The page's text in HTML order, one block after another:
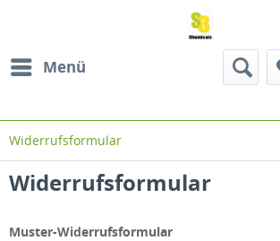
Menü
Widerrufsformular
Widerrufsformular
Muster-Widerrufsformular